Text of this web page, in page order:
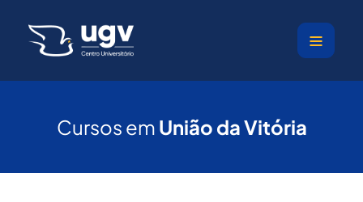
Cursos em União da Vitória